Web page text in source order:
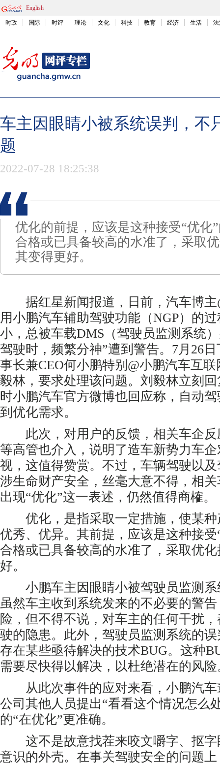
English
时政 国际 时评 理论 文化 科技 教育 经济 生活
车主因眼睛小被系统误判，不
题
2022-07-28 18:25:38
优化的前提，应该是这种接受“优化
合格或已具备较高的水准了，采取
其变得更好。
据红星新闻报道，日前，汽车博主
用小鹏汽车辅助驾驶功能（NGP）的
小，总被车载DMS（驾驶员监测系统
驾驶时，频繁分神”遭到警告。7月26
事长兼CEO何小鹏特别@小鹏汽车互
毅林，要求处理该问题。刘毅林立刻
时小鹏汽车官方微博也回应称，自动
到优化需求。
此次，对用户的反馈，相关车企反
等高管也介入，说明了造车新势力车
视，这值得赞赏。不过，车辆驾驶以
涉生命财产安全，丝毫大意不得，相
出现“优化”这一表述，仍然值得商榷。
优化，是指采取一定措施，使某种
优秀、优异。其前提，应该是这种接
合格或已具备较高的水准了，采取优
好。
小鹏车主因眼睛小被驾驶员监测系
虽然车主收到系统发来的不必要的警
险，但不得不说，对车主的任何干扰
驶的隐患。此外，驾驶员监测系统的
存在某些亟待解决的技术BUG。这种
需要尽快得以解决，以杜绝潜在的风险
从此次事件的应对来看，小鹏汽车
公司其他人员提出“看看这个情况怎么
的“在优化”更准确。
这不是故意找茬来咬文嚼字、抠字
意识的外壳。在事关驾驶安全的问题